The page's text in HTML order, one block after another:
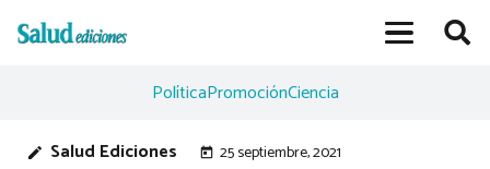
PolíticaPromociónCiencia
edit Salud Ediciones today 25 septiembre, 2021